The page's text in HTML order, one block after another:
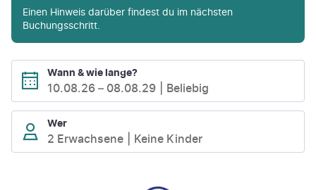
Einen Hinweis darüber findest du im nächsten
Buchungsschritt.
Wann & wie lange?
10.08.26 – 08.08.29 Beliebig
Wer
2 Erwachsene Keine Kinder